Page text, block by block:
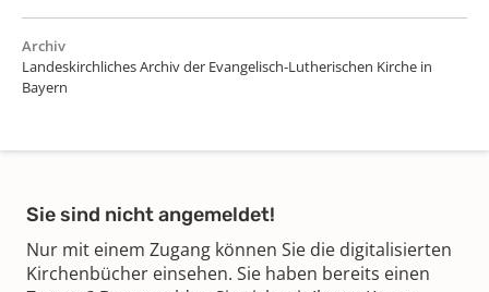
Archiv
Landeskirchliches Archiv der Evangelisch-Lutherischen Kirche in
Bayern
Sie sind nicht angemeldet!
Nur mit einem Zugang können Sie die digitalisierten
Kirchenbücher einsehen. Sie haben bereits einen